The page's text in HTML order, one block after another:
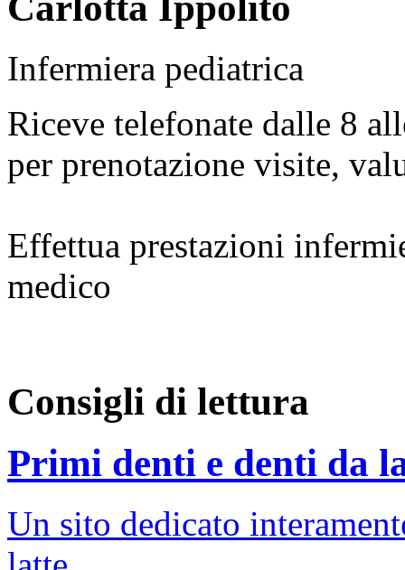
Infermiera pediatrica
Riceve telefonate dalle 8
per prenotazione visite,
Effettua prestazioni
medico
Consigli di lettura
Primi denti e denti da
Un sito dedicato